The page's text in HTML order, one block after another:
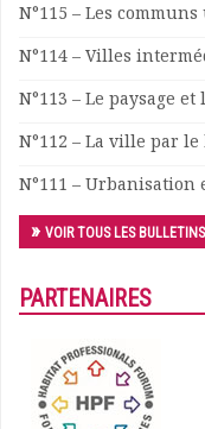
N°115 – Les
N°114 – Villes
N°113 – Le paysage
N°112 – La ville par le
N°111 –
VOIR TOUS LES BULLETINS
PARTENAIRES